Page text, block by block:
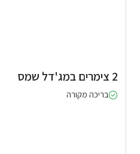
2 צימרים במג'דל שמס
בריכה מקורה